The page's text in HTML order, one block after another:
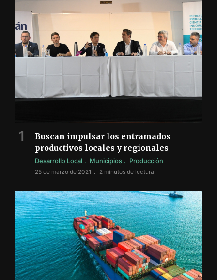
Buscan impulsar los entramados
productivos locales y regionales
Desarrollo Local Municipios Producción
25 de marzo de 2021 2 minutos de lectura